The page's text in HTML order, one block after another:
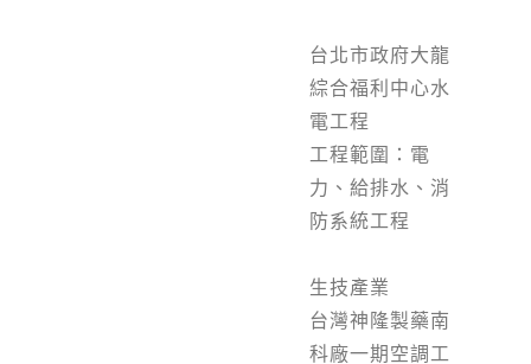
台北市政府大龍
綜合福利中心水
電工程
工程範圍：電
力、給排水、消
防系統工程
生技產業
台灣神隆製藥南
科廠一期空調工